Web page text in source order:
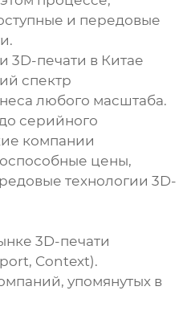
и передовые
3D-печати в Китае
спектр
любого масштаба.
серийного
компании
цены,
технологии 3D-
3D-печати
Context).
упомянутых в